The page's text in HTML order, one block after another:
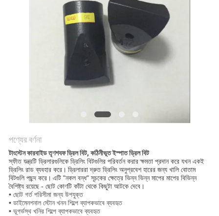
পণ্যের বর্ণনা
টাংস্টেন কারবাইড তৃণশযফ ড্রিল বিট, কঠিনীভূত ইস্পাত ড্রিল বিট
স্ফীত যন্ত্রটি ড্রিলারগুলিকে ড্রিলিং বিটগুলির পরিবর্তন করার ক্ষমতা প্রদান করে যখন একই
ড্রিলিং রাড ব্যবহার করে। ড্রিলাররা দ্রুত ড্রিলিং অনুপ্রবেশ হারের জন্য খালি বোতাম
বিটগুলি পছন্দ করে। এটি "নকল বন্ধ" সূচকের ক্ষেত্রে ভিন্ন ভিন্ন মাপের মাপের বিভিন্ন
বৈশিষ্ট্য রয়েছে - ছোট কোণটি কাঁটা থেকে কিছুটা আটকে দেবে।
• ছোট গর্ত পরিসীমা জন্য উপযুক্ত
• ডাইমেনশনাল স্টোন খনন শিল্পে ব্যাপকভাবে ব্যবহৃত
• ভূগর্ভস্থ খনির শিল্পে ব্যাপকভাবে ব্যবহৃত